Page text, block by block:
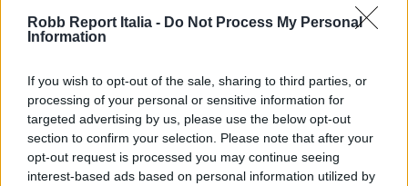
Robb Report Italia - Do Not Process My Personal
Information
If you wish to opt-out of the sale, sharing to third parties, or
processing of your personal or sensitive information for
targeted advertising by us, please use the below opt-out
section to confirm your selection. Please note that after your
opt-out request is processed you may continue seeing
interest-based ads based on personal information utilized by
Alla scoperta dei segreti della
DiREDAZIONE